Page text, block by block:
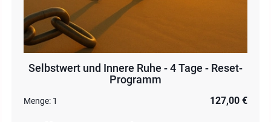
Selbstwert und Innere Ruhe - 4 Tage - Reset-
Programm
Menge: 1 127,00 €